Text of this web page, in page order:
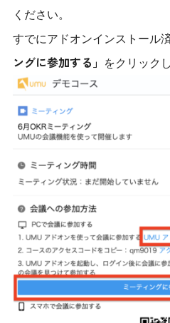
ください。
すでにアドオンインストール
ングに参加する」
をクリック